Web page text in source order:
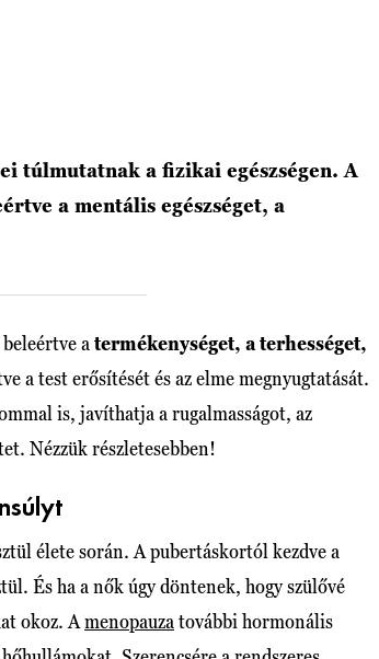
túlmutatnak a fizikai egészségen. A
a mentális egészséget, a
a termékenységet, a terhességet,
a test erősítését és az elme megnyugtatását.
is, javíthatja a rugalmasságot, az
Nézzük részletesebben!
élete során. A pubertáskortól kezdve a
És ha a nők úgy döntenek, hogy szülővé
okoz. Amenopauza további hormonális